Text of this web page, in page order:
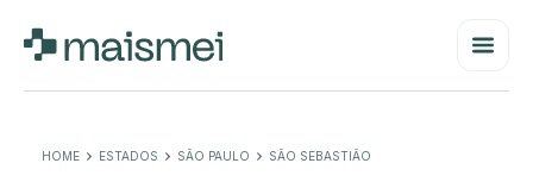
HOME ESTADOS SÃO PAULO SÃO SEBASTIÃO